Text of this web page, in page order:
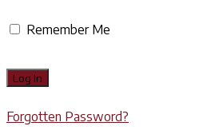
Remember Me
Forgotten Password?